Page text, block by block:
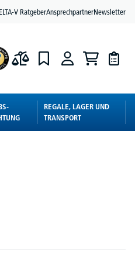
V RatgeberAnsprechpartnerNewsletter
REGALE, LAGER UND
TRANSPORT